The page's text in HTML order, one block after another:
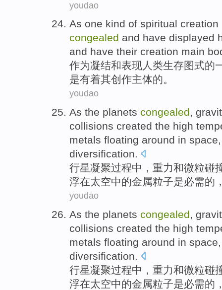
youdao
As one kind of spiritual creation
congealed and have displayed
and have their creation main
作为凝结和表现人类生存图式的
是有着其创作主体的。
youdao
As the planets congealed,
collisions created the high
metals floating around in space
diversification.
行星凝聚过程中 ， 重力和微粒碰
浮在太空中的金属粒子是必需的
youdao
As the planets congealed,
collisions created the high
metals floating around in space
diversification.
行星凝聚过程中 ， 重力和微粒碰
浮在太空中的金属粒子是必需的